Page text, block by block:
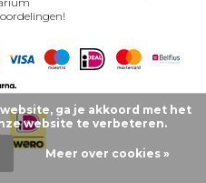
ga je akkoord met het
website te verbeteren.
Meer over cookies »